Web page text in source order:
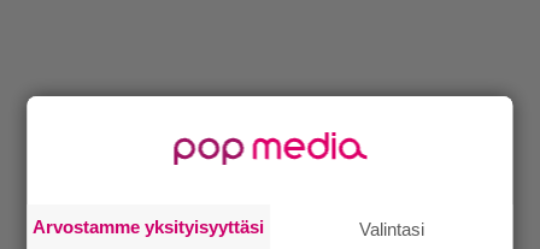
Arvostamme yksityisyyttäsi Valintasi